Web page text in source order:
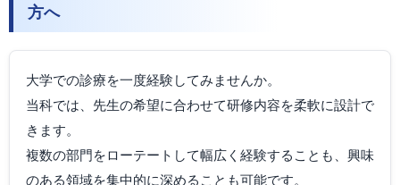
方へ
大学での診療を一度経験してみませんか。
当科では、先生の希望に合わせて研修内容を柔軟に設計で
きます。
複数の部門をローテートして幅広く経験することも、興味
のある領域を集中的に深めることも可能です。